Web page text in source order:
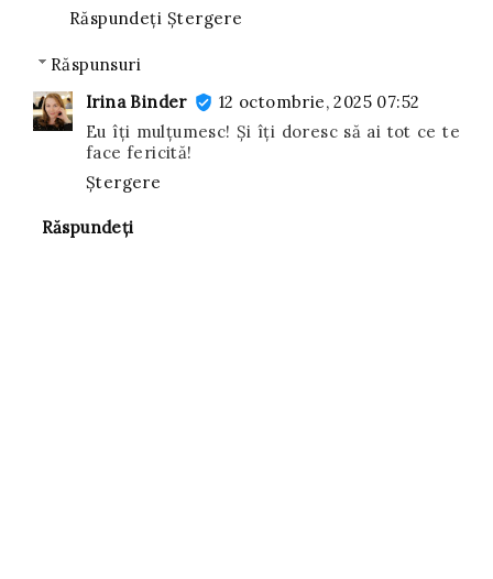
Răspundeți Ștergere
Răspunsuri
Irina Binder
12 octombrie, 2025 07:52
Eu îți mulțumesc! Și îți doresc să ai tot ce te
face fericită!
Ștergere
Răspundeți